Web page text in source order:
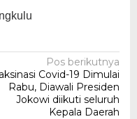
Pos berikutnya
Covid-19 Dimulai
Rabu, Diawali Presiden
Jokowi diikuti seluruh
Kepala Daerah